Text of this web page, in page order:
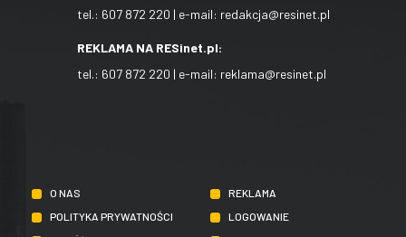
tel.: 607 872 220 | e-mail: redakcja@resinet.pl
REKLAMA NA RESinet.pl:
tel.: 607 872 220 | e-mail: reklama@resinet.pl
O NAS
REKLAMA
POLITYKA PRYWATNOŚCI
LOGOWANIE